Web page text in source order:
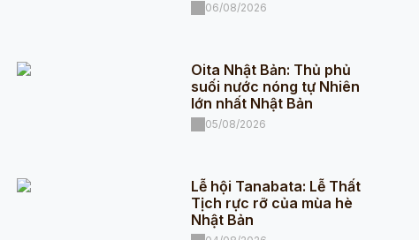
06/08/2026
Oita Nhật Bản: Thủ phủ
suối nước nóng tự Nhiên
lớn nhất Nhật Bản
05/08/2026
Lễ hội Tanabata: Lễ Thất
Tịch rực rỡ của mùa hè
Nhật Bản